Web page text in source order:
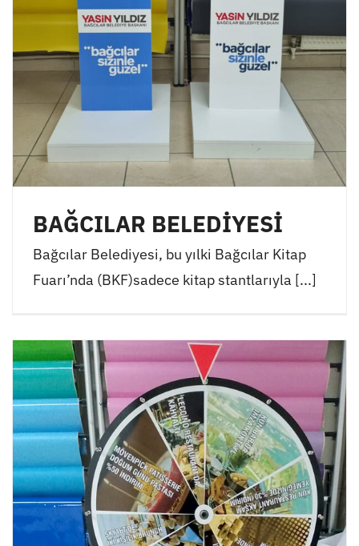
BAĞCILAR BELEDİYESİ
Bağcılar Belediyesi, bu yılki Bağcılar Kitap
Fuarı’nda (BKF)sadece kitap stantlarıyla [...]